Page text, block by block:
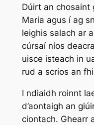
Dúirt an chosaint
Maria agus í ag
leighis salach ar
cúrsaí níos
uisce isteach in
rud a scrios an
I ndiaidh roinnt
d’aontaigh an
ciontach. Ghearr